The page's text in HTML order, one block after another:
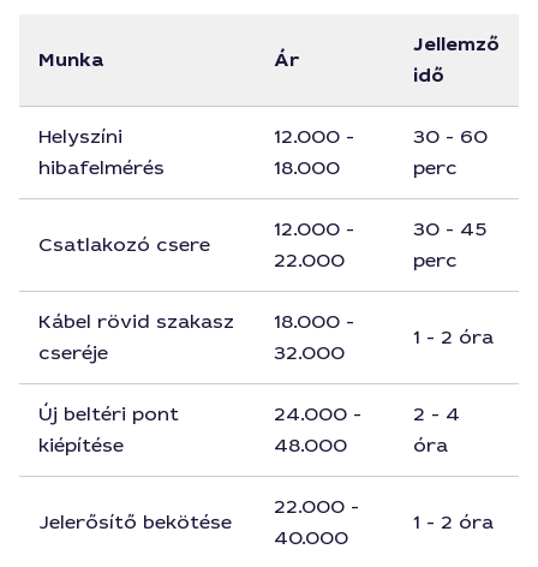
Munka Ár
Jellemző
idő
Helyszíni
hibafelmérés
12.000 -
18.000
30 - 60
perc
Csatlakozó csere
12.000 -
22.000
30 - 45
perc
Kábel rövid szakasz
cseréje
18.000 -
32.000
1 - 2 óra
Új beltéri pont
kiépítése
24.000 -
48.000
2 - 4
óra
Jelerősítő bekötése
22.000 -
40.000
1 - 2 óra